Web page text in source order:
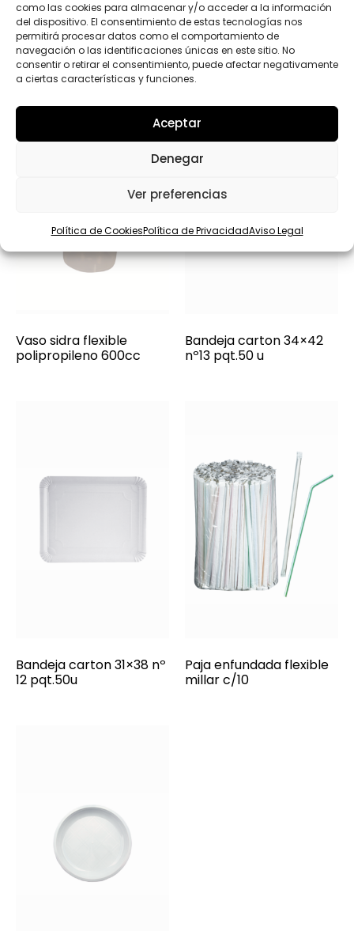
como las cookies para almacenar y/o acceder a la información
del dispositivo. El consentimiento de estas tecnologías nos
permitirá procesar datos como el comportamiento de
navegación o las identificaciones únicas en este sitio. No
consentir o retirar el consentimiento, puede afectar negativamente
a ciertas características y funciones.
Aceptar
Denegar
Ver preferencias
Política de CookiesPolítica de PrivacidadAviso Legal
Productos relacionados
Vaso sidra flexible
polipropileno 600cc
Bandeja carton 34×42
nº13 pqt.50 u
Bandeja carton 31×38 nº
12 pqt.50u
Paja enfundada flexible
millar c/10